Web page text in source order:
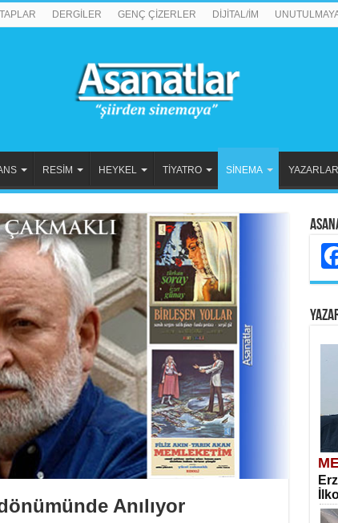
DERGİLER GENÇ ÇİZERLER DİJİTAL/İM
RESİM HEYKEL TİYATRO SİNEMA YAZARLAR
Anılıyor